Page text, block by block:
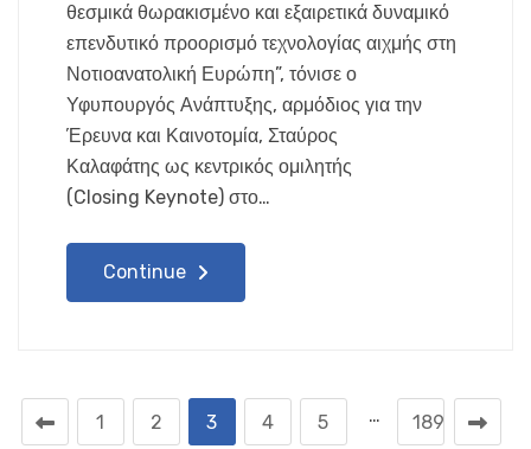
θεσμικά θωρακισμένο και εξαιρετικά δυναμικό
επενδυτικό προορισμό τεχνολογίας αιχμής στη
Νοτιοανατολική Ευρώπη”, τόνισε ο
Υφυπουργός Ανάπτυξης, αρμόδιος για την
Έρευνα και Καινοτομία, Σταύρος
Καλαφάτης ως κεντρικός ομιλητής
(Closing Keynote) στο…
Continue
1 2 3 4 5 … 189